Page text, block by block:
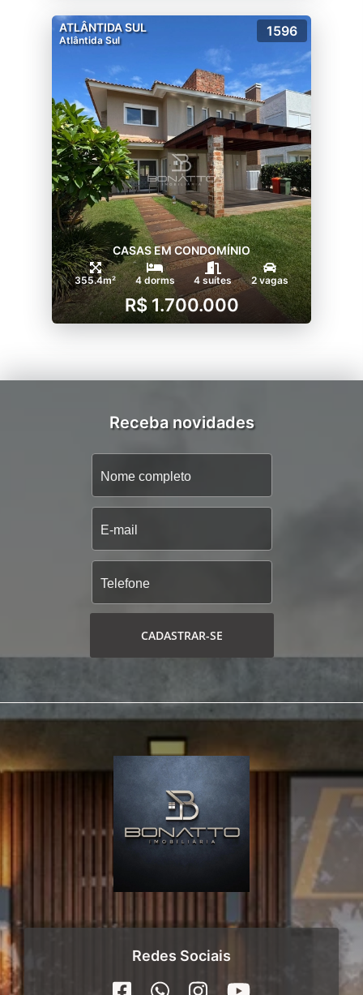
ATLÂNTIDA SUL
Atlântida Sul
1596
CASAS EM CONDOMÍNIO
355.4m² 4 dorms 4 suítes 2 vagas
R$ 1.700.000
Receba novidades
CADASTRAR-SE
Redes Sociais